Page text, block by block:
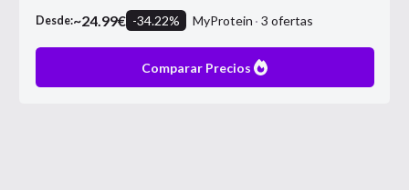
Desde:~24.99€ -34.22% MyProtein 3 ofertas
Comparar Precios